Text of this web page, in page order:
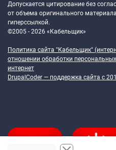
Допускается цитирование без
от объема оригинального
гиперссылкой.
©2005 - 2026 «Кабельщик»
Политика сайта "Кабельщик"
отношении обработки
интернет
DrupalCoder — поддержка сайта c